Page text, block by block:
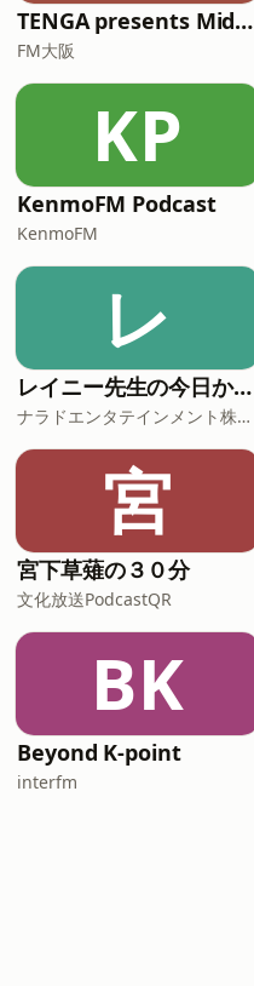
TENGA presents Midnight World Cafe 〜TENGA茶屋〜**
FM大阪
KP
KenmoFM Podcast
KenmoFM
レ
レイニー先生の今日から役立つ英会話
ナラドエンタテインメント株式会社
宮
宮下草薙の３０分
文化放送PodcastQR
BK
Beyond K-point
interfm